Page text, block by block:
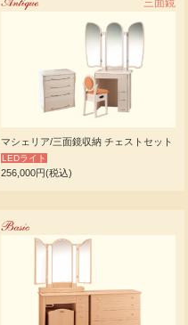
三面鏡
マシェリア/三面鏡収納 チェストセット
LEDライト
256,000円(税込)